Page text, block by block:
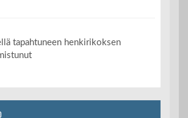
tapahtuneen henkirikoksen